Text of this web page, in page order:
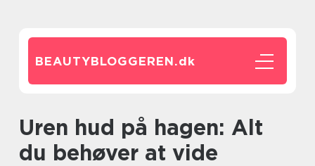
BEAUTYBLOGGEREN.dk
Uren hud på hagen: Alt
du behøver at vide